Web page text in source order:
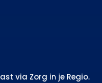
via Zorg in je Regio.